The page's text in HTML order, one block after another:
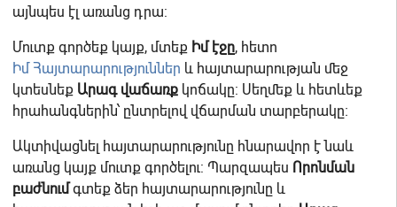
այնպես էլ առանց դրա:
Մուտք գործեք կայք, մտեք Իմ էջը, հետո
Իմ Հայտարարություններ և հայտարարության մեջ
կտեսնեք Արագ վաճառք կոճակը: Սեղմեք և հետևեք
հրահանգներին՝ ընտրելով վճարման տարբերակը։
Ակտիվացնել հայտարարությունը հնարավոր է նաև
առանց կայք մուտք գործելու: Պարզապես Որոնման
բաժնումգտեք ձեր հայտարարությունը և